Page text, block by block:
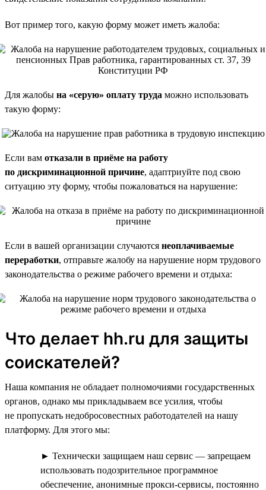
Вот пример того, какую форму может иметь жалоба:
Для жалобы на «серую» оплату труда можно использовать
такую форму:
Если вам отказали в приёме на работу
по дискриминационной причине, адаптриуйте под свою
ситуацию эту форму, чтобы пожаловаться на нарушение:
Если в вашей организации случаются неоплачиваемые
переработки, отправьте жалобу на нарушение норм трудового
законодательства о режиме рабочего времени и отдыха:
Что делает hh.ru для защиты
соискателей?
Наша компания не обладает полномочиями государственных
органов, однако мы прикладываем все усилия, чтобы
не пропускать недобросовестных работодателей на нашу
платформу. Для этого мы:
► Технически защищаем наш сервис — запрещаем
использовать подозрительное программное
обеспечение, анонимные прокси-сервисы, постоянно